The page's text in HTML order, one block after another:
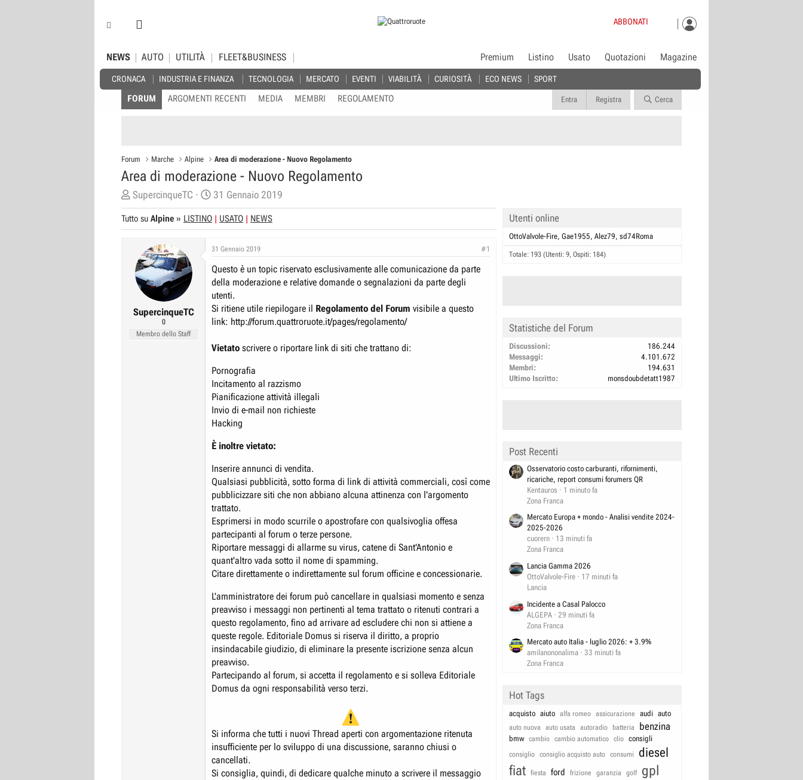
ABBONATI
NEWS
CRONACA INDUSTRIA E FINANZA TECNOLOGIA MERCATO EVENTI VIABILITÀ CURIOSITÀ ECO NEWS SPORT
AUTO UTILITÀ FLEET&BUSINESS Premium Listino Usato Quotazioni Magazine
FORUM ARGOMENTI RECENTI MEDIA MEMBRI REGOLAMENTO Entra Registra Cerca
Forum Marche Alpine Area di moderazione - Nuovo Regolamento
Area di moderazione - Nuovo Regolamento
C
r
e
o
D
SupercinqueTC
D
a
t
d
i
I
n
i
z
o
31 Gennaio 2019
Tutto su Alpine » LISTINO USATO NEWS
SupercinqueTC
0
Membro dello Staff
31 Gennaio 2019 #1
Questo è un topic riservato esclusivamente alle comunicazione da parte
della moderazione e relative domande o segnalazioni da parte degli
utenti.
Si ritiene utile riepilogare il Regolamento del Forum visibile a questo
link: http://forum.quattroruote.it/pages/regolamento/
Vietato scrivere o riportare link di siti che trattano di:
Pornografia
Incitamento al razzismo
Pianificazione attività illegali
Invio di e-mail non richieste
Hacking
È inoltre vietato:
Inserire annunci di vendita.
Qualsiasi pubblicità, sotto forma di link di attività commerciali, così come
pubblicizzare siti che non abbiano alcuna attinenza con l'argomento
trattato.
Esprimersi in modo scurrile o apostrofare con qualsivoglia offesa
partecipanti al forum o terze persone.
Riportare messaggi di allarme su virus, catene di Sant'Antonio e
quant'altro vada sotto il nome di spamming.
Citare direttamente o indirettamente sul forum officine e concessionarie.
L'amministratore dei forum può cancellare in qualsiasi momento e senza
preavviso i messaggi non pertinenti al tema trattato o ritenuti contrari a
questo regolamento, fino ad arrivare ad escludere chi non si attiene a
queste regole. Editoriale Domus si riserva il diritto, a proprio
insindacabile giudizio, di eliminare la presente iscrizione senza alcun
preavviso.
Partecipando al forum, si accetta il regolamento e si solleva Editoriale
Domus da ogni responsabilità verso terzi.
Si informa che tutti i nuovi Thread aperti con argomentazione ritenuta
insufficiente per lo sviluppo di una discussione, saranno chiusi o
cancellati.
Si consiglia, quindi, di dedicare qualche minuto a scrivere il messaggio
Utenti online
OttoValvole-Fire Gae1955 Alez79 sd74Roma
Totale: 193 (Utenti: 9, Ospiti: 184)
Statistiche del Forum
Discussioni
186.244
Messaggi
4.101.672
Membri
194.631
Ultimo Iscritto
monsdoubdetatt1987
Post Recenti
Osservatorio costo carburanti, rifornimenti,
ricariche, report consumi forumers QR
Kentauros
1 minuto fa
Zona Franca
Mercato Europa + mondo - Analisi vendite 2024-
2025-2026
cuorern
13 minuti fa
Zona Franca
Lancia Gamma 2026
OttoValvole-Fire
17 minuti fa
Lancia
Incidente a Casal Palocco
ALGEPA
29 minuti fa
Zona Franca
Mercato auto Italia - luglio 2026: + 3.9%
amilanononalima
33 minuti fa
Zona Franca
Hot Tags
acquisto aiuto alfa romeo assicurazione audi auto
auto nuova auto usata autoradio batteria benzina
bmw cambio cambio automatico clio consigli
consiglio consiglio acquisto auto consumi diesel
fiat fiesta ford frizione garanzia golf gpl